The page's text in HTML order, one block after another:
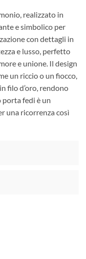
realizzato in
e simbolico per
con dettagli in
e lusso, perfetto
e unione. Il design
un riccio o un fiocco,
filo d’oro, rendono
porta fedi è un
una ricorrenza così